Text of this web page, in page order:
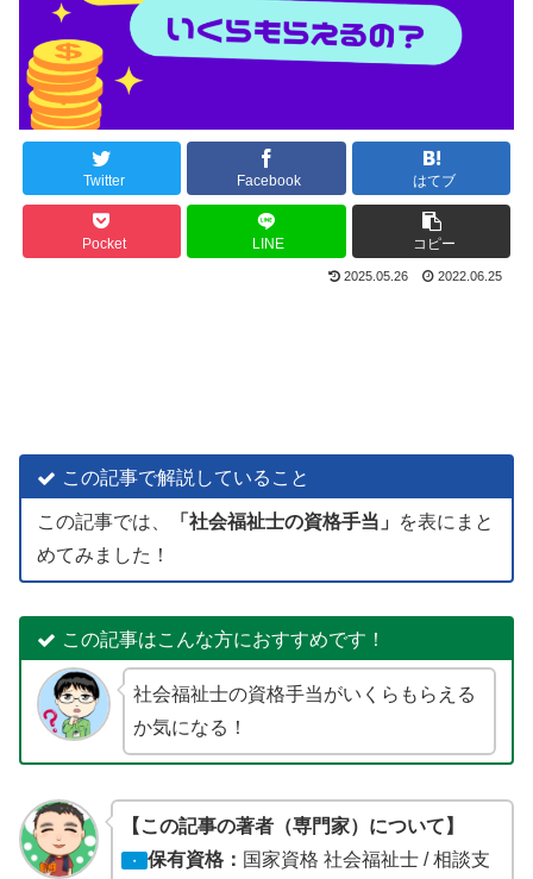
Twitter Facebook はてブ
Pocket LINE コピー
2025.05.26 2022.06.25
この記事で解説していること
この記事では、 「社会福祉士の資格手当」
を表にまと
めてみました！
この記事はこんな方におすすめです！
社会福祉士の資格手当がいくらもらえる
か気になる！
【この記事の著者（専門家）について】
・ 保有資格： 国家資格 社会福祉士 / 相談支